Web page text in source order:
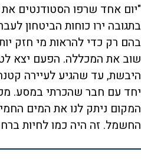
"יום אחד שרפו הסטודנטים
בתגובה ירו כוחות הביטחון
בהם רק כדי להראות מי חזק
שוב את המכללה. הפעם יצא
היבשת, עד שהגיע לעיירה
יחד עם חבר שהכרתי במסע.
המקום ניתק לנו את המים
החשמל. זה היה כמו לחיות